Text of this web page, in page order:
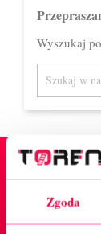
Zgoda
Wyszukaj